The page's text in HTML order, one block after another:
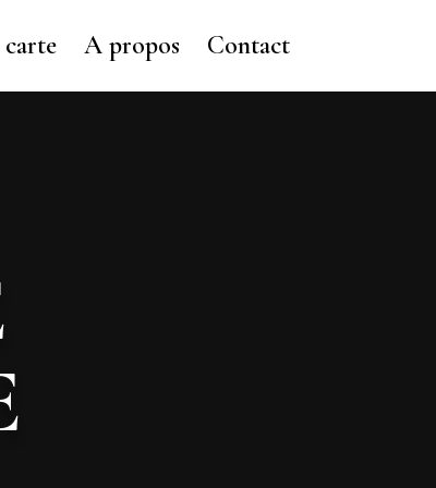
A propos Contact